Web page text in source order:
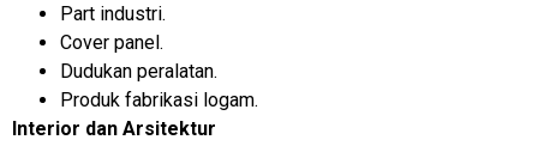
Part industri.
Cover panel.
Dudukan peralatan.
Produk fabrikasi logam.
Interior dan Arsitektur